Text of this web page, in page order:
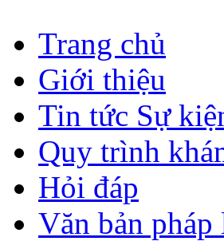
Trang chủ
Giới thiệu
Tin tức Sự
Quy trình
Hỏi đáp
Văn bản pháp